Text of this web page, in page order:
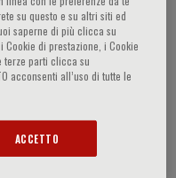
RELATORE
su questo e su altri siti ed
saperne di più clicca su
di prestazione, i Cookie
parti clicca su
acconsenti all’uso di tutte le
ACCETTO